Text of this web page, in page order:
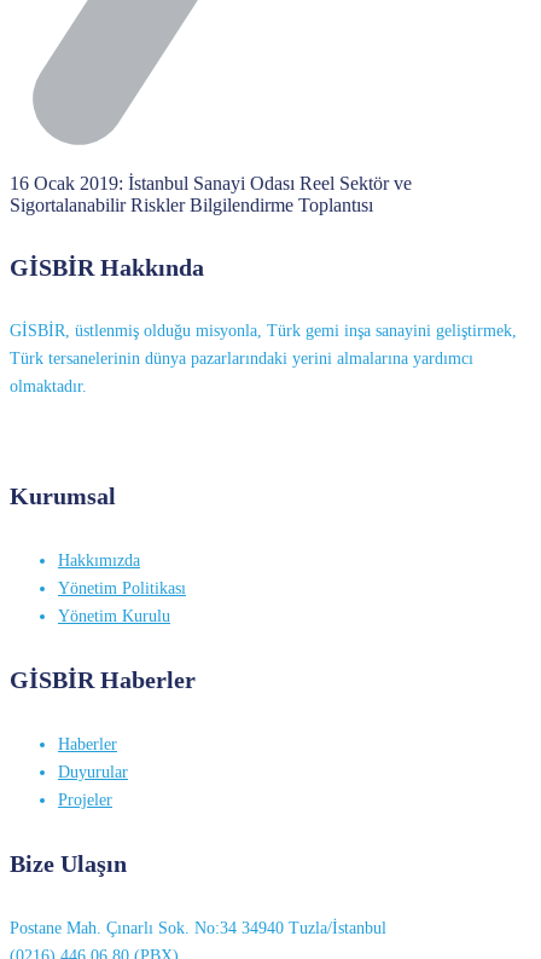
16 Ocak 2019: İstanbul Sanayi Odası Reel Sektör ve
Sigortalanabilir Riskler Bilgilendirme Toplantısı
GİSBİR Hakkında
GİSBİR, üstlenmiş olduğu misyonla, Türk gemi inşa sanayini geliştirmek,
Türk tersanelerinin dünya pazarlarındaki yerini almalarına yardımcı
olmaktadır.
Kurumsal
Hakkımızda
Yönetim Politikası
Yönetim Kurulu
GİSBİR Haberler
Haberler
Duyurular
Projeler
Bize Ulaşın
Postane Mah. Çınarlı Sok. No:34 34940 Tuzla/İstanbul